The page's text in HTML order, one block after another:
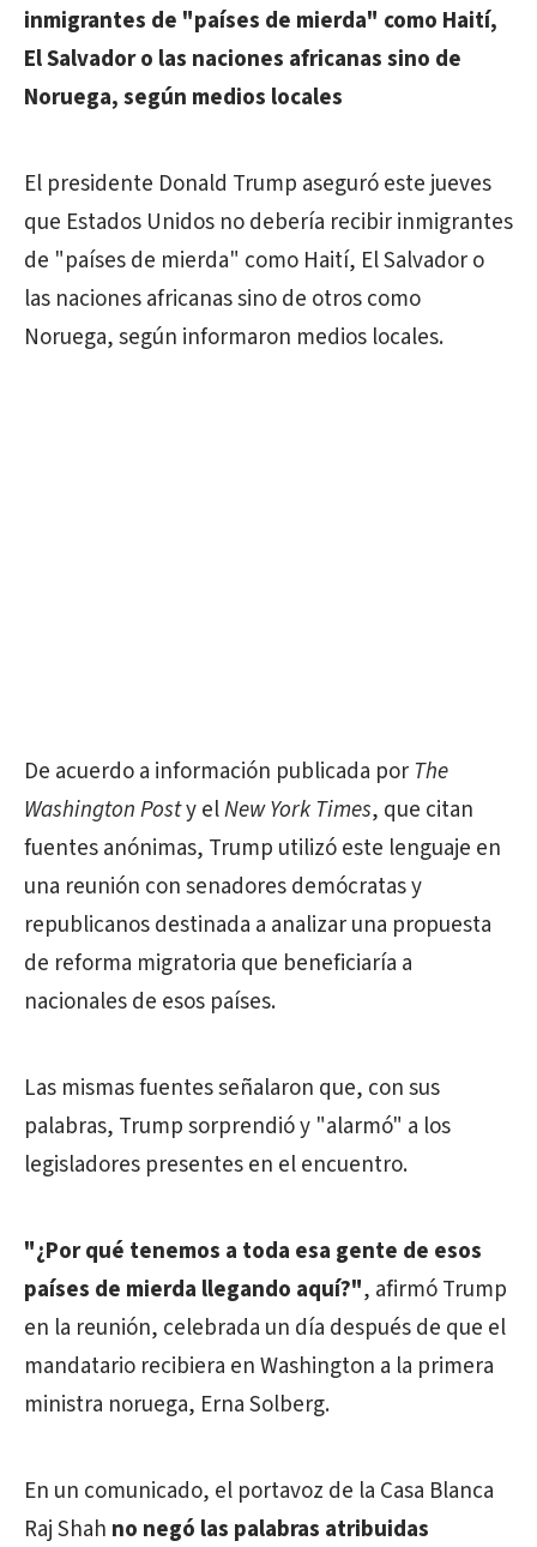
inmigrantes de "países de mierda" como Haití,
El Salvador o las naciones africanas sino de
Noruega, según medios locales
El presidente Donald Trump aseguró este jueves
que Estados Unidos no debería recibir inmigrantes
de "países de mierda" como Haití, El Salvador o
las naciones africanas sino de otros como
Noruega, según informaron medios locales.
De acuerdo a información publicada por The
Washington Posty elNew York Times, que citan
fuentes anónimas, Trump utilizó este lenguaje en
una reunión con senadores demócratas y
republicanos destinada a analizar una propuesta
de reforma migratoria que beneficiaría a
nacionales de esos países.
Las mismas fuentes señalaron que, con sus
palabras, Trump sorprendió y "alarmó" a los
legisladores presentes en el encuentro.
"¿Por qué tenemos a toda esa gente de esos
países de mierda llegando aquí?", afirmó Trump
en la reunión, celebrada un día después de que el
mandatario recibiera en Washington a la primera
ministra noruega, Erna Solberg.
En un comunicado, el portavoz de la Casa Blanca
Raj Shah no negó las palabras atribuidas